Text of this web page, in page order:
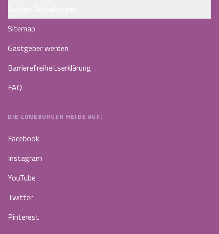
Sitemap
Gastgeber werden
Barrierefreiheitserklärung
FAQ
DIE LÜNEBURGER HEIDE AUF:
Facebook
Instagram
YouTube
Twitter
Pinterest